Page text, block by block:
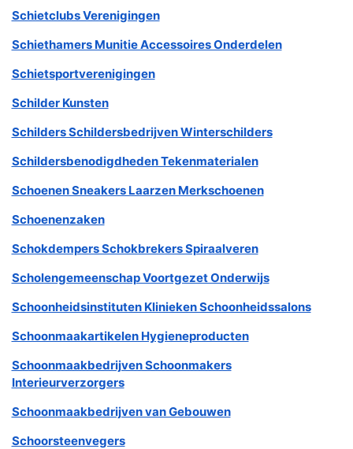
Schietclubs Verenigingen
Schiethamers Munitie Accessoires Onderdelen
Schietsportverenigingen
Schilder Kunsten
Schilders Schildersbedrijven Winterschilders
Schildersbenodigdheden Tekenmaterialen
Schoenen Sneakers Laarzen Merkschoenen
Schoenenzaken
Schokdempers Schokbrekers Spiraalveren
Scholengemeenschap Voortgezet Onderwijs
Schoonheidsinstituten Klinieken Schoonheidssalons
Schoonmaakartikelen Hygieneproducten
Schoonmaakbedrijven Schoonmakers
Interieurverzorgers
Schoonmaakbedrijven van Gebouwen
Schoorsteenvegers